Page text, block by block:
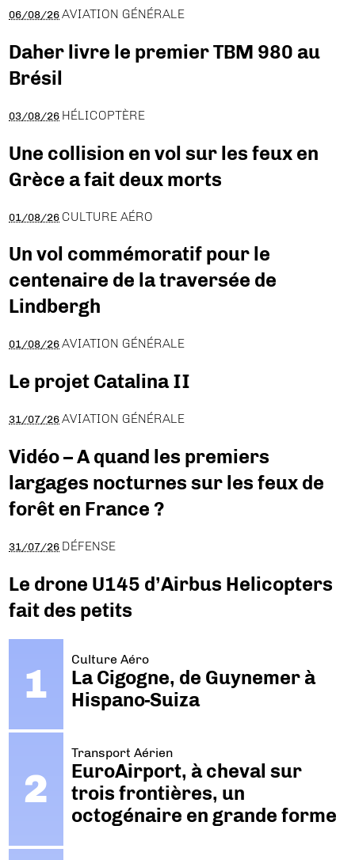
06/08/26 AVIATION GÉNÉRALE
Daher livre le premier TBM 980 au
Brésil
03/08/26 HÉLICOPTÈRE
Une collision en vol sur les feux en
Grèce a fait deux morts
01/08/26 CULTURE AÉRO
Un vol commémoratif pour le
centenaire de la traversée de
Lindbergh
01/08/26 AVIATION GÉNÉRALE
Le projet Catalina II
31/07/26 AVIATION GÉNÉRALE
Vidéo – A quand les premiers
largages nocturnes sur les feux de
forêt en France ?
31/07/26 DÉFENSE
Le drone U145 d’Airbus Helicopters
fait des petits
Culture Aéro
La Cigogne, de Guynemer à
Hispano-Suiza
Transport Aérien
EuroAirport, à cheval sur
trois frontières, un
octogénaire en grande forme